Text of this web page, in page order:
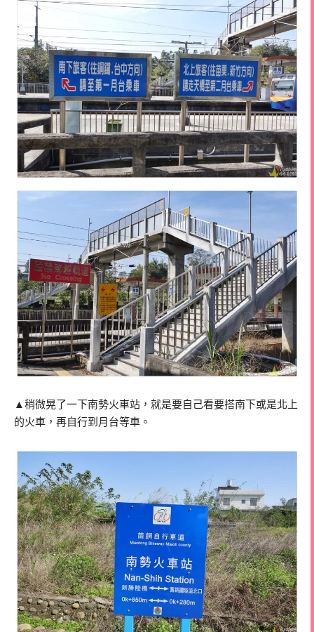
▲稍微晃了一下南勢火車站，就是要自己看要搭南下或是北上
的火車，再自行到月台等車。